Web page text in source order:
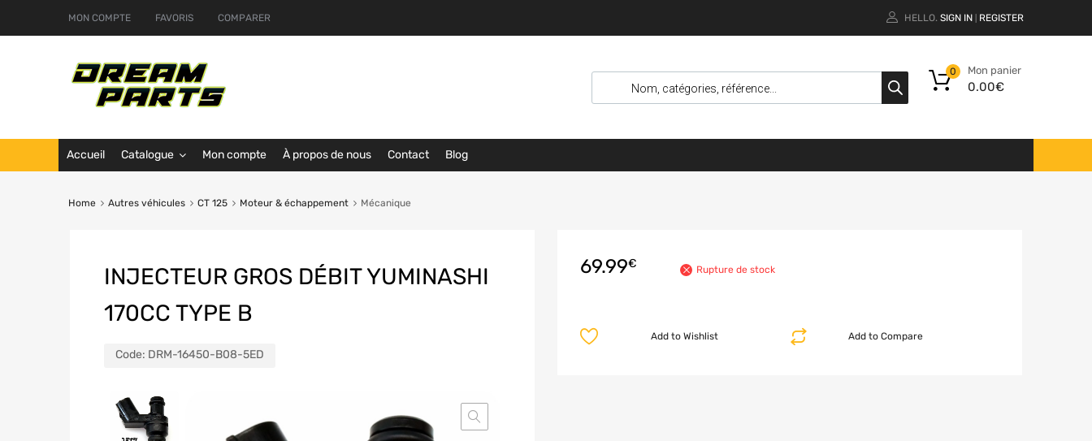
MON COMPTE FAVORIS COMPARER HELLO. SIGN IN REGISTER
Mon panier
0.00€
0
Accueil Catalogue Mon compte À propos de nous Contact Blog
Home Autres véhicules CT 125 Moteur & échappement Mécanique
INJECTEUR GROS DÉBIT YUMINASHI
170CC TYPE B
Code: DRM-16450-B08-5ED
69.99€ Rupture de stock
Add to Compare
Add to Wishlist